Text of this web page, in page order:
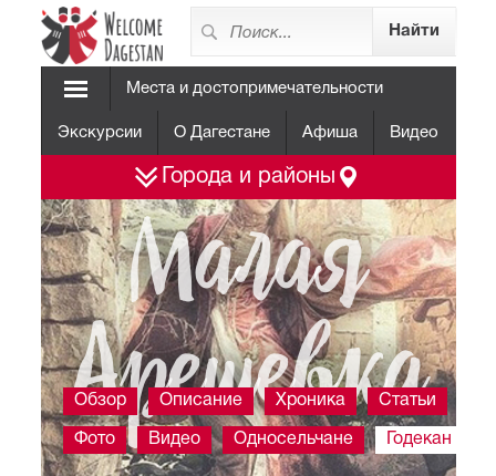
Места и достопримечательности
Экскурсии О Дагестане Афиша Видео
Города и районы
Малая
Арешевка
Обзор Описание Хроника Статьи
Фото Видео Односельчане Годекан